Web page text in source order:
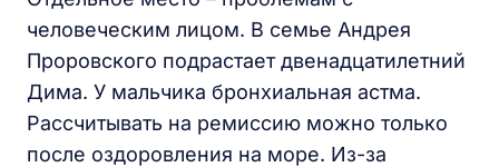
человеческим лицом. В семье Андрея
Проровского подрастает двенадцатилетний
Дима. У мальчика бронхиальная астма.
Рассчитывать на ремиссию можно только
после оздоровления на море. Из-за